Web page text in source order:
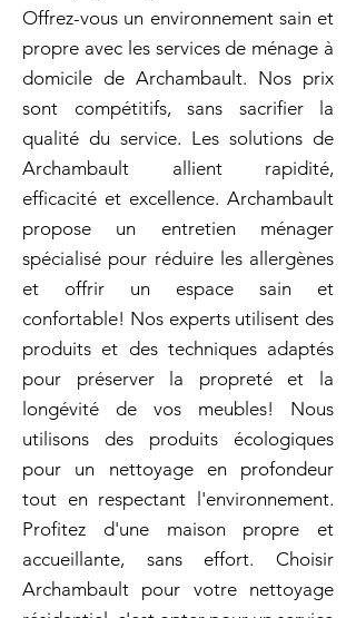
Offrez-vous un environnement sain et
propre avec les services de ménage à
domicile de Archambault. Nos prix
sont compétitifs, sans sacrifier la
qualité du service. Les solutions de
Archambault allient rapidité,
efficacité et excellence. Archambault
propose un entretien ménager
spécialisé pour réduire les allergènes
et offrir un espace sain et
confortable! Nos experts utilisent des
produits et des techniques adaptés
pour préserver la propreté et la
longévité de vos meubles! Nous
utilisons des produits écologiques
pour un nettoyage en profondeur
tout en respectant l'environnement.
Profitez d'une maison propre et
accueillante, sans effort. Choisir
Archambault pour votre nettoyage